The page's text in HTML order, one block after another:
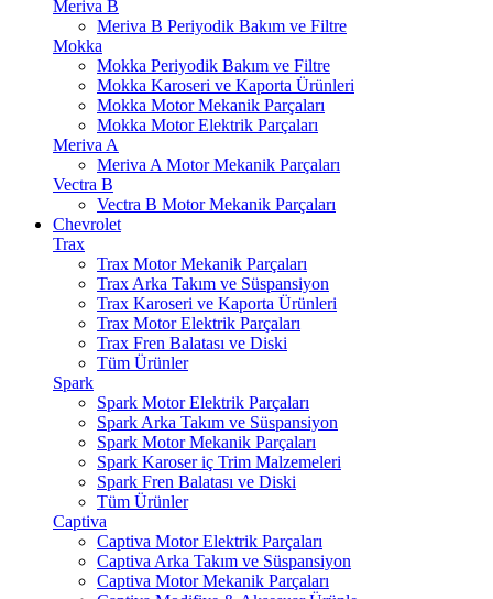
Meriva B
Meriva B Periyodik Bakım ve Filtre
Mokka
Mokka Periyodik Bakım ve Filtre
Mokka Karoseri ve Kaporta Ürünleri
Mokka Motor Mekanik Parçaları
Mokka Motor Elektrik Parçaları
Meriva A
Meriva A Motor Mekanik Parçaları
Vectra B
Vectra B Motor Mekanik Parçaları
Chevrolet
Trax
Trax Motor Mekanik Parçaları
Trax Arka Takım ve Süspansiyon
Trax Karoseri ve Kaporta Ürünleri
Trax Motor Elektrik Parçaları
Trax Fren Balatası ve Diski
Tüm Ürünler
Spark
Spark Motor Elektrik Parçaları
Spark Arka Takım ve Süspansiyon
Spark Motor Mekanik Parçaları
Spark Karoser iç Trim Malzemeleri
Spark Fren Balatası ve Diski
Tüm Ürünler
Captiva
Captiva Motor Elektrik Parçaları
Captiva Arka Takım ve Süspansiyon
Captiva Motor Mekanik Parçaları